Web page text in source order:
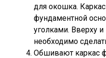
для окошка.
фундаментной
уголками. Вверху
необходимо
Обшивают каркас